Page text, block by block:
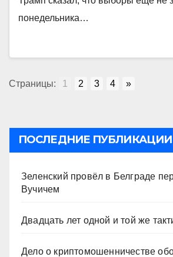
понедельника…
Страницы: 1 2 3 4 »
ПОСЛЕДНИЕ ПУБЛИКАЦИИ
Зеленский провёл в Белграде
Вучичем
Двадцать лет одной и той же
Дело о криптомошенничестве